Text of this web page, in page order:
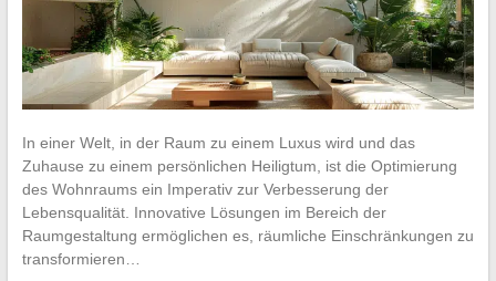
In einer Welt, in der Raum zu einem Luxus wird und das
Zuhause zu einem persönlichen Heiligtum, ist die Optimierung
des Wohnraums ein Imperativ zur Verbesserung der
Lebensqualität. Innovative Lösungen im Bereich der
Raumgestaltung ermöglichen es, räumliche Einschränkungen zu
transformieren…